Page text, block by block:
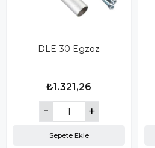
DLE-30 Egzoz
₺1.321,26
Sepete Ekle